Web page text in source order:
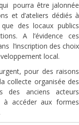
pourra être jalonnée
et d’ateliers dédiés à
des locaux publics
A l’évidence ces
l’inscription des choix
local.
pour des raisons
collecte organisée des
des anciens acteurs
accéder aux formes